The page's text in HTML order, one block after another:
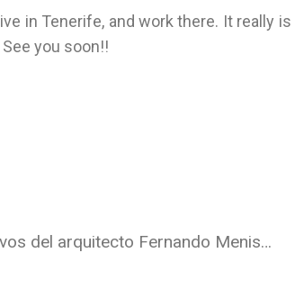
in Tenerife, and work there. It really
you soon!!
[:es]Exposición: la galería AEDES de Berlín muestra los procesos creativos del arquitecto Fernando Menis [:en]Exhibition: The AEDES gallery in Berlin shows the creative processes of architect Fernando Menis[:]